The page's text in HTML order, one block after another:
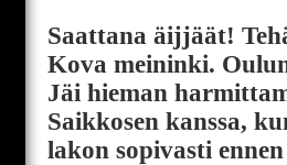
Saattana äijjäät!
Kova meininki.
Jäi hieman
Saikkosen kanssa,
lakon sopivasti